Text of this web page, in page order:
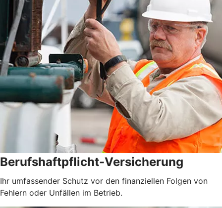
Berufshaftpflicht-Versicherung
Ihr umfassender Schutz vor den finanziellen Folgen von
Fehlern oder Unfällen im Betrieb.